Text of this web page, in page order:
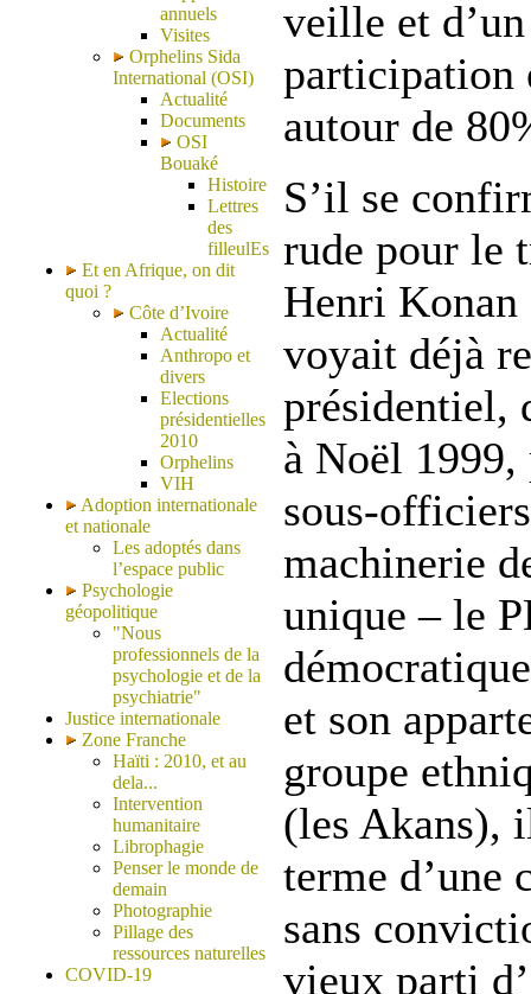
annuels
Visites
Orphelins Sida
International (OSI)
Actualité
Documents
OSI
Bouaké
Histoire
Lettres
des
filleulEs
Et en Afrique, on dit
quoi ?
Côte d’Ivoire
Actualité
Anthropo et
divers
Elections
présidentielles
2010
Orphelins
VIH
Adoption internationale
et nationale
Les adoptés dans
l’espace public
Psychologie
géopolitique
"Nous
professionnels de la
psychologie et de la
psychiatrie"
Justice internationale
Zone Franche
Haïti : 2010, et au
dela...
Intervention
humanitaire
Librophagie
Penser le monde de
demain
Photographie
Pillage des
ressources naturelles
COVID-19
veille et
participation
autour de
S’il se
rude pour le
Henri Konan
voyait déjà
présidentiel,
à Noël 1999,
sous-
machinerie
unique – le
et son
groupe
(les Akans),
terme d’une
sans
vieux parti